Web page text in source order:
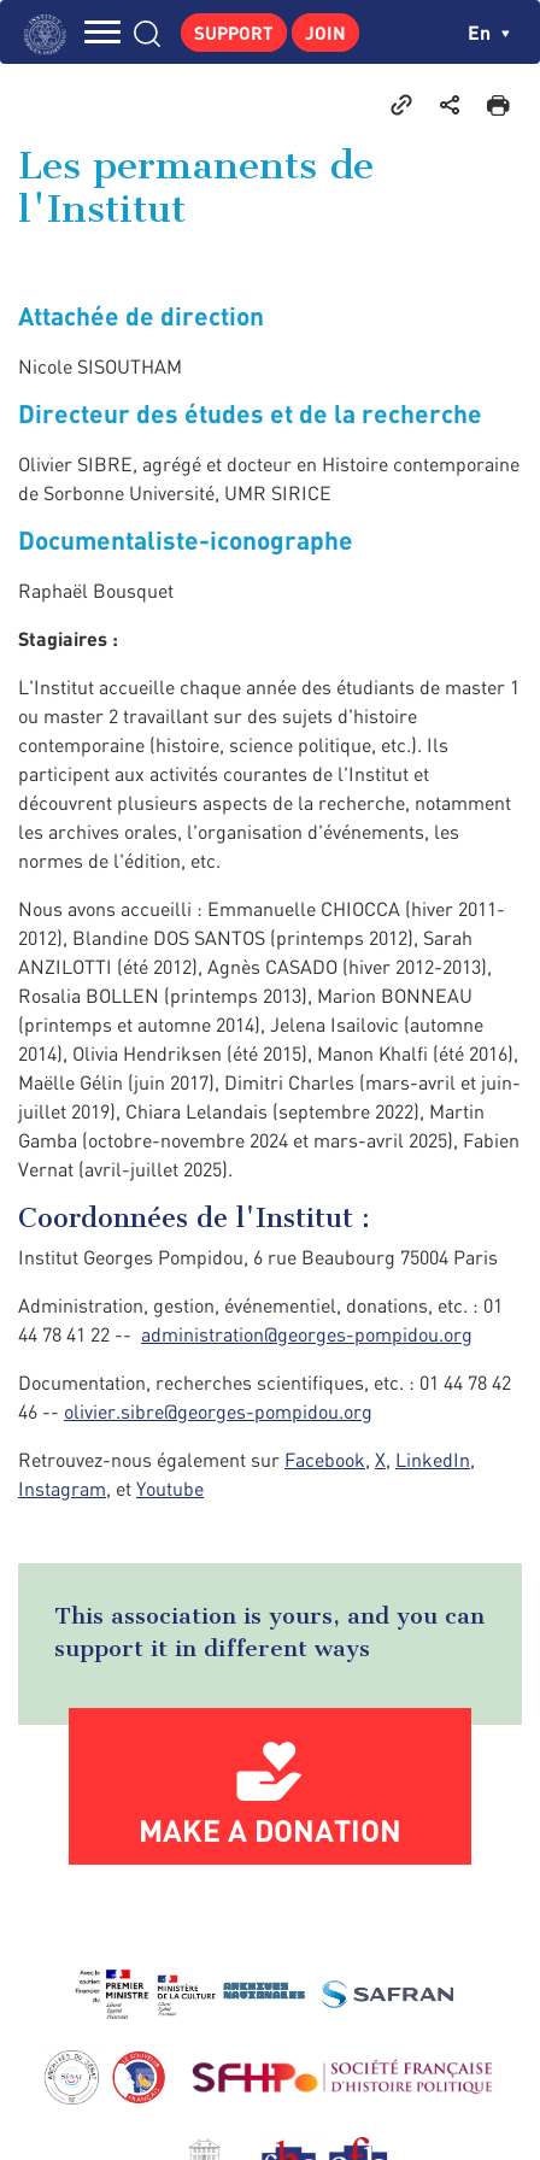
Skip
CENTRE DE RECHERCHES
PEDAGOGICAL AREA
SUPPORT JOIN En
Les permanents de
l'Institut
Attachée de direction
Nicole SISOUTHAM
Directeur des études et de la recherche
Olivier SIBRE, agrégé et docteur en Histoire contemporaine
de Sorbonne Université, UMR SIRICE
Documentaliste-iconographe
Raphaël Bousquet
Stagiaires :
L'Institut accueille chaque année des étudiants de master 1
ou master 2 travaillant sur des sujets d'histoire
contemporaine (histoire, science politique, etc.). Ils
participent aux activités courantes de l'Institut et
découvrent plusieurs aspects de la recherche, notamment
les archives orales, l'organisation d'événements, les
normes de l'édition, etc.
Nous avons accueilli : Emmanuelle CHIOCCA (hiver 2011-
2012), Blandine DOS SANTOS (printemps 2012), Sarah
ANZILOTTI (été 2012), Agnès CASADO (hiver 2012-2013),
Rosalia BOLLEN (printemps 2013), Marion BONNEAU
(printemps et automne 2014), Jelena Isailovic (automne
2014), Olivia Hendriksen (été 2015), Manon Khalfi (été 2016),
Maëlle Gélin (juin 2017), Dimitri Charles (mars-avril et juin-
juillet 2019), Chiara Lelandais (septembre 2022), Martin
Gamba (octobre-novembre 2024 et mars-avril 2025), Fabien
Vernat (avril-juillet 2025).
Coordonnées de l'Institut :
Institut Georges Pompidou, 6 rue Beaubourg 75004 Paris
Administration, gestion, événementiel, donations, etc. : 01
44 78 41 22 -- administration@georges-pompidou.org
Documentation, recherches scientifiques, etc. : 01 44 78 42
46 -- olivier.sibre@georges-pompidou.org
Retrouvez-nous également sur Facebook, X, LinkedIn,
Instagram, et Youtube
This association is yours, and you can
support it in different ways
MAKE A DONATION
Cookies management panel